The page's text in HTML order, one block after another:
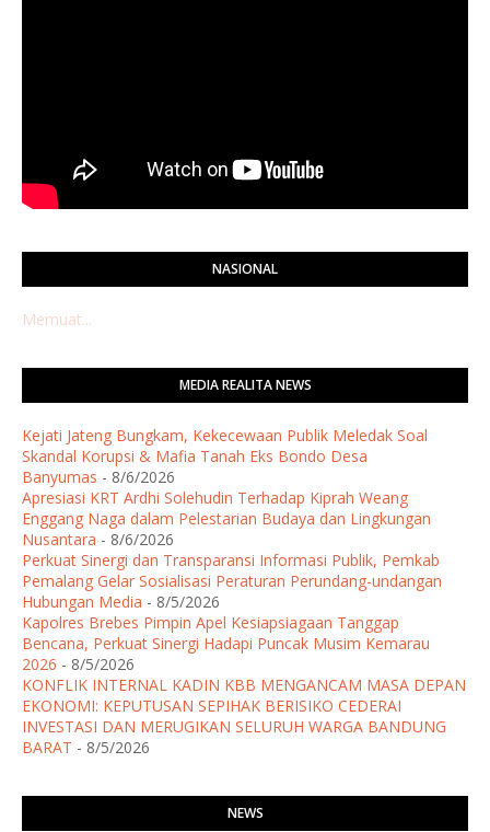
NASIONAL
Memuat...
MEDIA REALITA NEWS
Kejati Jateng Bungkam, Kekecewaan Publik Meledak Soal
Skandal Korupsi & Mafia Tanah Eks Bondo Desa
Banyumas - 8/6/2026
Apresiasi KRT Ardhi Solehudin Terhadap Kiprah Weang
Enggang Naga dalam Pelestarian Budaya dan Lingkungan
Nusantara - 8/6/2026
Perkuat Sinergi dan Transparansi Informasi Publik, Pemkab
Pemalang Gelar Sosialisasi Peraturan Perundang-undangan
Hubungan Media - 8/5/2026
Kapolres Brebes Pimpin Apel Kesiapsiagaan Tanggap
Bencana, Perkuat Sinergi Hadapi Puncak Musim Kemarau
2026 - 8/5/2026
KONFLIK INTERNAL KADIN KBB MENGANCAM MASA DEPAN
EKONOMI: KEPUTUSAN SEPIHAK BERISIKO CEDERAI
INVESTASI DAN MERUGIKAN SELURUH WARGA BANDUNG
BARAT - 8/5/2026
NEWS